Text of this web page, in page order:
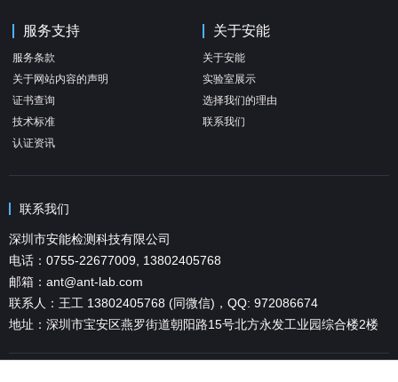
服务支持
服务条款
关于网站内容的声明
证书查询
技术标准
认证资讯
关于安能
关于安能
实验室展示
选择我们的理由
联系我们
联系我们
深圳市安能检测科技有限公司
电话：0755-22677009, 13802405768
邮箱：ant@ant-lab.com
联系人：王工 13802405768 (同微信)，QQ: 972086674
地址：深圳市宝安区燕罗街道朝阳路15号北方永发工业园综合楼2楼